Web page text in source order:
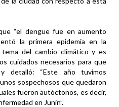
“el dengue fue en aumento
la primera epidemia en la
del cambio climático y es
cuidados necesarios para que
detalló: “Este año tuvimos
sospechosos que quedaron
fueron autóctonos, es decir,
en Junín”.